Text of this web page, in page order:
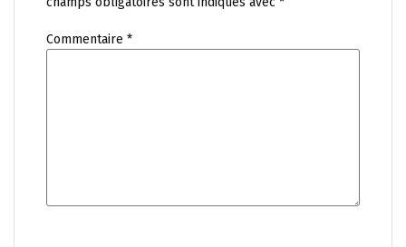
Commentaire *